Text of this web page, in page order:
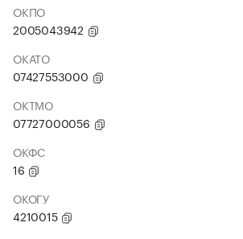
ОКПО
2005043942
ОКАТО
07427553000
ОКТМО
07727000056
ОКФС
16
ОКОГУ
4210015